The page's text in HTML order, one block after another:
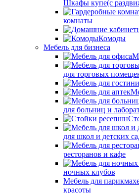
Шкафы купе(с
комнаты
Комоды
Мебель для бизнеса
для торговых
для больниц и
для школ и детских
ресторанов и кафе
ночных клубов
Мебель для
красоты